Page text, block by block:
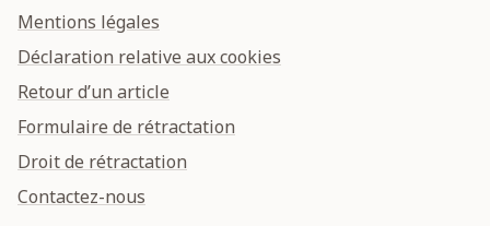
Mentions légales
Déclaration relative aux cookies
Retour d’un article
Formulaire de rétractation
Droit de rétractation
Contactez-nous